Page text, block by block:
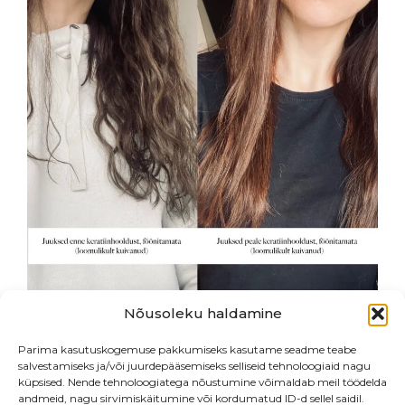
Nõusoleku haldamine
Parima kasutuskogemuse pakkumiseks kasutame seadme teabe
salvestamiseks ja/või juurdepääsemiseks selliseid tehnoloogiaid nagu
küpsised. Nende tehnoloogiatega nõustumine võimaldab meil töödelda
andmeid, nagu sirvimiskäitumine või kordumatud ID-d sellel saidil.
oli:
38.00 €.
is:
28.00 €.